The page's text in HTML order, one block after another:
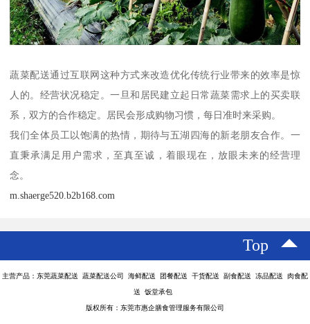
蔬菜配送通过互联网这种方式来改造优化传统行业带来的效率是惊
人的。经营状况稳定。一旦和居民建立起日常蔬菜需求上的买卖联
系，双方的合作稳定。居民会形成购物习惯，每日准时来采购。
我们全体员工以饱满的热情，期待与五湖四海的新老朋友合作。一
直秉承满足用户需求，至真至诚，着眼现在，放眼未来的经营理
念。
m.shaerge520.b2b168.com
Top
主营产品：东莞蔬菜配送 蔬菜配送公司 海鲜配送 团餐配送 干货配送 副食配送 冻品配送 肉食配
送 饭堂承包
版权所有：东莞市惠企膳食管理服务有限公司